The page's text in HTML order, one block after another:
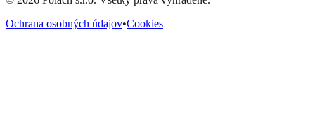
Ochrana osobných údajov•Cookies